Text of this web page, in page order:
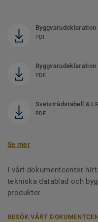
PDF
Byggvarudeklaration
PDF
Svetstrådstabell &
PDF
Se mer
I vårt dokumentcenter
tekniska datablad och
produkter
BESÖK VÅRT